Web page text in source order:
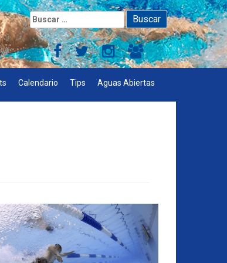
Buscar:
Calendario Tips Aguas Abiertas